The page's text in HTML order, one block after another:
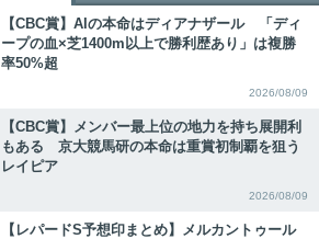
【CBC賞】AIの本命はディアナザール 「ディ
ープの血×芝1400m以上で勝利歴あり」は複勝
率50%超
2026/08/09
【CBC賞】メンバー最上位の地力を持ち展開利
もある 京大競馬研の本命は重賞初制覇を狙う
レイピア
2026/08/09
【レパードS予想印まとめ】メルカントゥール